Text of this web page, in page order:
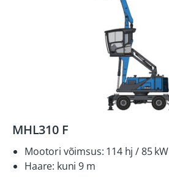
MHL310 F
Mootori võimsus: 114 hj / 85 kW
Haare: kuni 9 m